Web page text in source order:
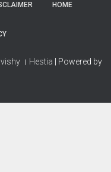
HOME
। Hestia | Powered by